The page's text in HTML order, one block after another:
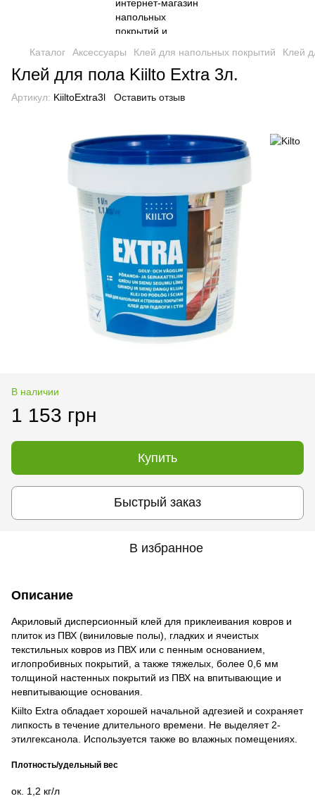
Каталог Аксессуары Клей для напольных покрытий Клей
Клей для пола Kiilto Extra 3л.
Артикул: KiiltoExtra3l Оставить отзыв
В наличии
1 153 грн
Купить
Быстрый заказ
В избранное
Описание
Акриловый дисперсионный клей для приклеивания ковров и
плиток из ПВХ (виниловые полы), гладких и ячеистых
текстильных ковров из ПВХ или с пенным основанием,
иглопробивных покрытий, а также тяжелых, более 0,6 мм
толщиной настенных покрытий из ПВХ на впитывающие и
невпитывающие основания.
Kiilto Extra обладает хорошей начальной адгезией и сохраняет
липкость в течение длительного времени. Не выделяет 2-
этилгексанола. Используется также во влажных помещениях.
Плотность/удельный вес
ок. 1,2 кг/л